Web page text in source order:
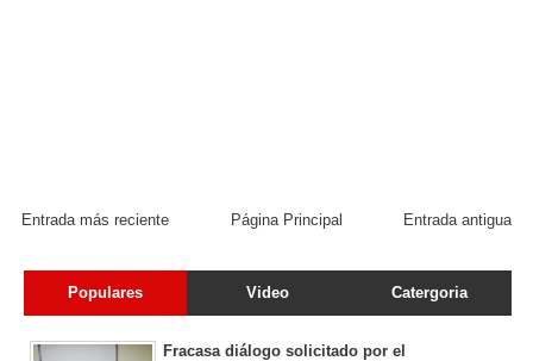
Entrada más reciente Entrada antigua
Página Principal
Populares Video Catergoria
Fracasa diálogo solicitado por el